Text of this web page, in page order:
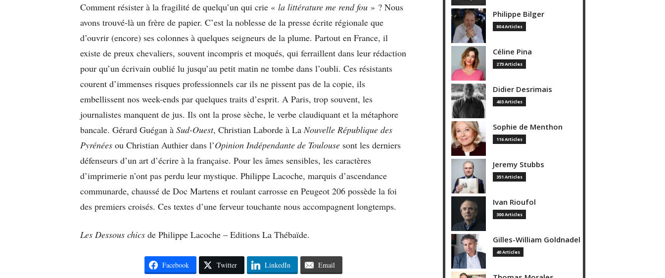
Comment résister à la fragilité de quelqu’un qui crie « la littérature me rend fou » ? Nous
avons trouvé-là un frère de papier. C’est la noblesse de la presse écrite régionale que
d’ouvrir (encore) ses colonnes à quelques seigneurs de la plume. Partout en France, il
existe de preux chevaliers, souvent incompris et moqués, qui ferraillent dans leur rédaction
pour qu’un écrivain oublié lu jusqu’au petit matin ne tombe dans l’oubli. Ces résistants
courent d’immenses risques professionnels car ils ne pissent pas de la copie, ils
embellissent nos week-ends par quelques traits d’esprit. A Paris, trop souvent, les
journalistes manquent de jus. Ils ont la prose sèche, le verbe claudiquant et la métaphore
bancale. Gérard Guégan à Sud-Ouest, Christian Laborde à La Nouvelle République des
Pyrénées ou Christian Authier dans l’Opinion Indépendante de Toulouse sont les derniers
défenseurs d’un art d’écrire à la française. Pour les âmes sensibles, les caractères
d’imprimerie n’ont pas perdu leur mystique. Philippe Lacoche, marquis d’ascendance
communarde, chaussé de Doc Martens et roulant carrosse en Peugeot 206 possède la foi
des premiers croisés. Ces textes d’une ferveur touchante nous accompagnent longtemps.
Les Dessous chics de Philippe Lacoche – Editions La Thébaïde.
Facebook Twitter LinkedIn Email
Philippe Bilger
804 Articles
Céline Pina
273 Articles
Didier Desrimais
403 Articles
Sophie de Menthon
116 Articles
Jeremy Stubbs
351 Articles
Ivan Rioufol
300 Articles
Gilles-William Goldnadel
40 Articles